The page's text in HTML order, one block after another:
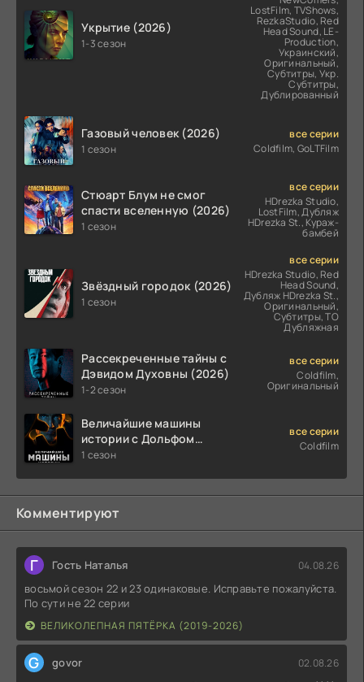
Укрытие (2026)
1-3 сезон
LostFilm, TVShows,
RezkaStudio, Red
Head Sound, LE-
Production,
Украинский,
Оригинальный,
Субтитры, Укр.
Субтитры,
Дублированный
Газовый человек (2026)
1 сезон
все серии
Coldfilm, GoLTFilm
Стюарт Блум не смог
спасти вселенную (2026)
1 сезон
все серии
HDrezka Studio,
LostFilm, Дубляж
HDrezka St., Кураж-
бамбей
Звёздный городок (2026)
1 сезон
все серии
HDrezka Studio, Red
Head Sound,
Дубляж HDrezka St.,
Оригинальный,
Субтитры, ТО
Дубляжная
Рассекреченные тайны с
Дэвидом Духовны (2026)
1-2 сезон
все серии
Coldfilm,
Оригинальный
Величайшие машины
истории с Дольфом
Лундгреном (2026)
1 сезон
все серии
Coldfilm
Комментируют
Г Гость Наталья 04.08.26
восьмой сезон 22 и 23 одинаковые. Исправьте пожалуйста.
По сути не 22 серии
ВЕЛИКОЛЕПНАЯ ПЯТЁРКА (2019-2026)
G govor 02.08.26